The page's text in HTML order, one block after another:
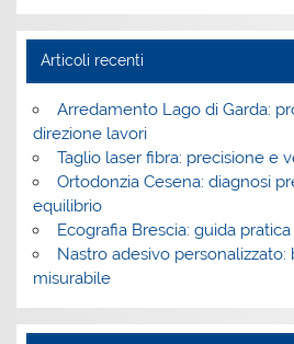
Articoli recenti
Arredamento Lago di Garda:
direzione lavori
Taglio laser fibra: precisione e
Ortodonzia Cesena: diagnosi
equilibrio
Ecografia Brescia: guida
Nastro adesivo
misurabile